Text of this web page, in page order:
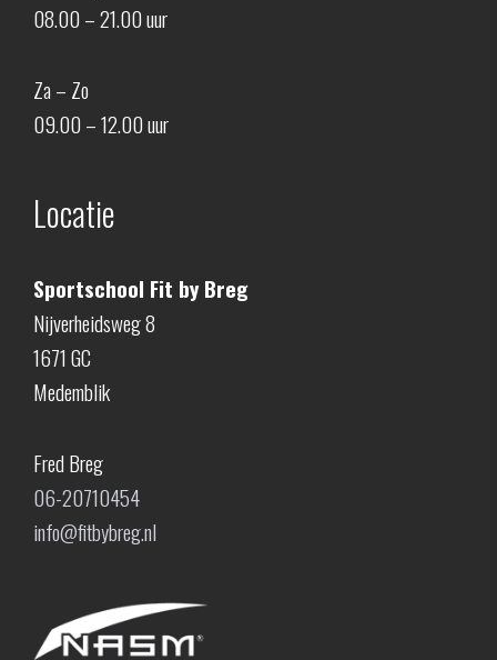
08.00 – 21.00 uur
Za – Zo
09.00 – 12.00 uur
Locatie
Sportschool Fit by Breg
Nijverheidsweg 8
1671 GC
Medemblik
Fred Breg
06-20710454
info@fitbybreg.nl